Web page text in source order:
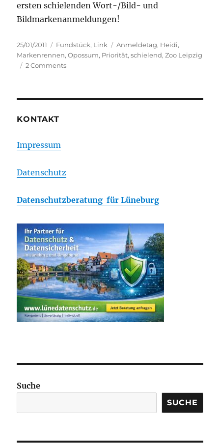
ersten schielenden Wort-/Bild- und
Bildmarkenanmeldungen!
Posted
on
25/01/2011 Categories
Fundstück, Link Tags
Anmeldetag, Heidi,
Markenrennen,Opossum, Priorität,schielend,Zoo Leipzig
2 Commentson
KONTAKT
Impressum
Datenschutz
Datenschutzberatung für Lüneburg
Suche
SUCHE